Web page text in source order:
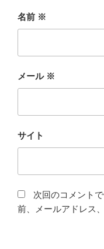
名前 ※
メール ※
サイト
次回のコメント
前、メールアドレス